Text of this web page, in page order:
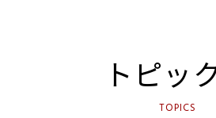
トピッ
TOPICS